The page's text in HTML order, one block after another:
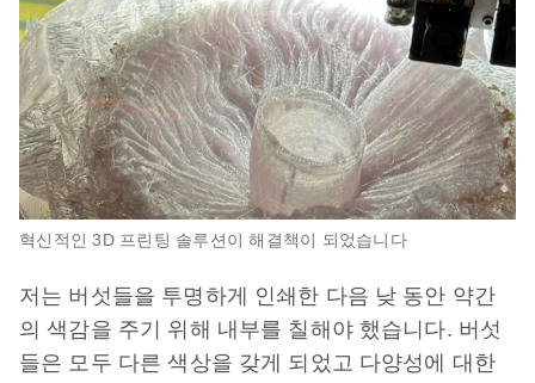
혁신적인 3D 프린팅 솔루션이 해결책이 되었습니다
저는 버섯들을 투명하게 인쇄한 다음 낮 동안 약간
의 색감을 주기 위해 내부를 칠해야 했습니다. 버섯
들은 모두 다른 색상을 갖게 되었고 다양성에 대한